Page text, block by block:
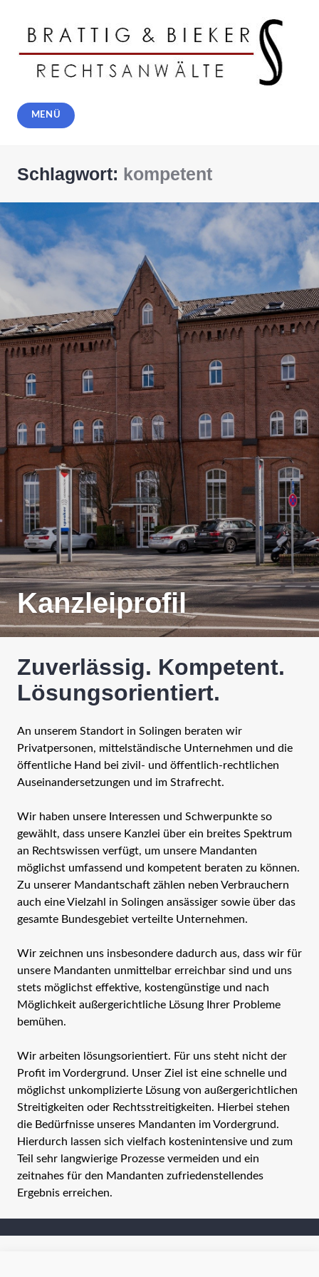
springen
Rechtsanwälte Brattig und Bieker,
Solingen
MENÜ
Schlagwort: kompetent
Kanzleiprofil
Zuverlässig. Kompetent.
Lösungsorientiert.
An unserem Standort in Solingen beraten wir
Privatpersonen, mittelständische Unternehmen und die
öffentliche Hand bei zivil- und öffentlich-rechtlichen
Auseinandersetzungen und im Strafrecht.
Wir haben unsere Interessen und Schwerpunkte so
gewählt, dass unsere Kanzlei über ein breites Spektrum
an Rechtswissen verfügt, um unsere Mandanten
möglichst umfassend und kompetent beraten zu können.
Zu unserer Mandantschaft zählen neben Verbrauchern
auch eine Vielzahl in Solingen ansässiger sowie über das
gesamte Bundesgebiet verteilte Unternehmen.
Wir zeichnen uns insbesondere dadurch aus, dass wir für
unsere Mandanten unmittelbar erreichbar sind und uns
stets möglichst effektive, kostengünstige und nach
Möglichkeit außergerichtliche Lösung Ihrer Probleme
bemühen.
Wir arbeiten lösungsorientiert. Für uns steht nicht der
Profit im Vordergrund. Unser Ziel ist eine schnelle und
möglichst unkomplizierte Lösung von außergerichtlichen
Streitigkeiten oder Rechtsstreitigkeiten. Hierbei stehen
die Bedürfnisse unseres Mandanten im Vordergrund.
Hierdurch lassen sich vielfach kostenintensive und zum
Teil sehr langwierige Prozesse vermeiden und ein
zeitnahes für den Mandanten zufriedenstellendes
Ergebnis erreichen.